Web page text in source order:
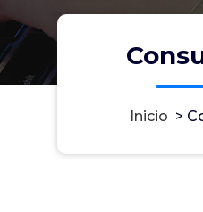
Inicio >